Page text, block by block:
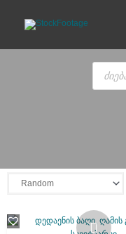
content
Products
search